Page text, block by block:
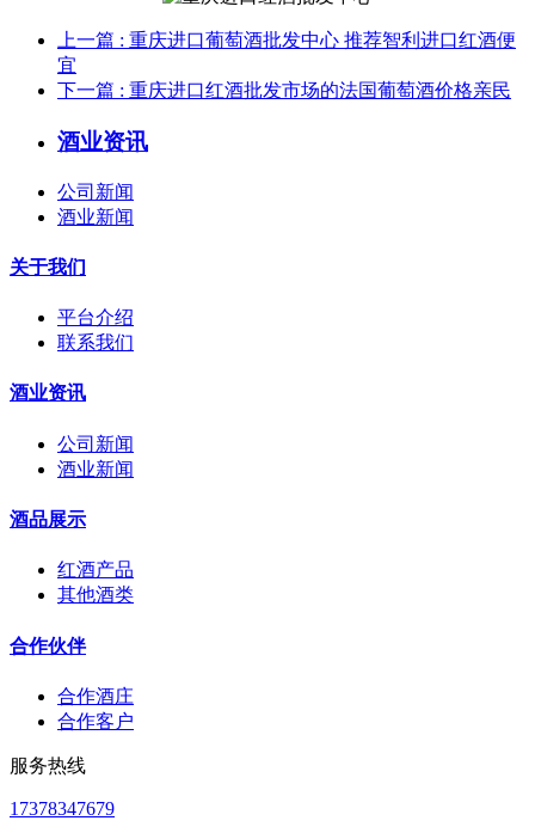
上一篇 : 重庆进口葡萄酒批发中心 推荐智利进口红酒便
宜
下一篇 : 重庆进口红酒批发市场的法国葡萄酒价格亲民
酒业资讯
公司新闻
酒业新闻
关于我们
平台介绍
联系我们
酒业资讯
公司新闻
酒业新闻
酒品展示
红酒产品
其他酒类
合作伙伴
合作酒庄
合作客户
服务热线
17378347679